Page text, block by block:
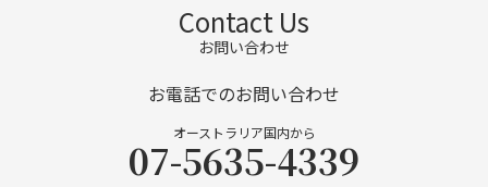
Contact Us
お問い合わせ
お電話でのお問い合わせ
オーストラリア国内から
07-5635-4339